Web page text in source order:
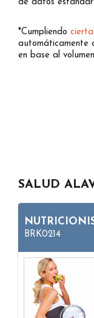
de datos estándar
*Cumpliendo
automáticamente
en base al
SALUD
BRK0214